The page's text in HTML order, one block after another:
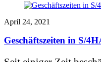
April 24, 2021
Geschäftszeiten in S/